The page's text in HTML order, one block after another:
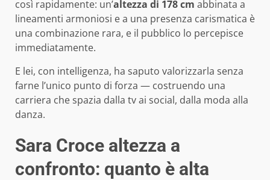
così rapidamente: un’altezza di 178 cm abbinata a
lineamenti armoniosi e a una presenza carismatica è
una combinazione rara, e il pubblico lo percepisce
immediatamente.
E lei, con intelligenza, ha saputo valorizzarla senza
farne l’unico punto di forza — costruendo una
carriera che spazia dalla tv ai social, dalla moda alla
danza.
Sara Croce altezza a
confronto: quanto è alta